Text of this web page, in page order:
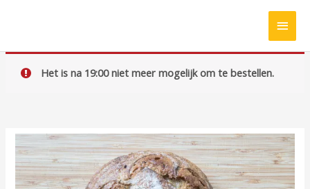
inhoud
Het is na 19:00 niet meer mogelijk om te bestellen.